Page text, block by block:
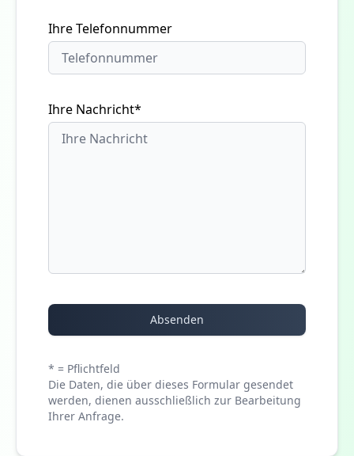
Ihre Telefonnummer
Ihre Nachricht*
Absenden
* = Pflichtfeld
Die Daten, die über dieses Formular gesendet
werden, dienen ausschließlich zur Bearbeitung
Ihrer Anfrage.